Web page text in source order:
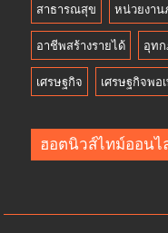
สาธารณสุข หน่วยงาน
อาชีพสร้างรายได้ อุท
เศรษฐกิจ เศรษฐกิจพอ
ฮอตนิวส์ไทม์ออนไ